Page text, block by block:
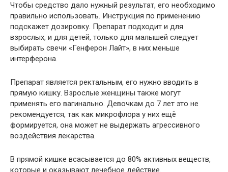
Чтобы средство дало нужный результат, его необходимо
правильно использовать. Инструкция по применению
подскажет дозировку. Препарат подходит и для
взрослых, и для детей, только для малышей следует
выбирать свечи «Генферон Лайт», в них меньше
интерферона.
Препарат является ректальным, его нужно вводить в
прямую кишку. Взрослые женщины также могут
применять его вагинально. Девочкам до 7 лет это не
рекомендуется, так как микрофлора у них ещё
формируется, она может не выдержать агрессивного
воздействия лекарства.
В прямой кишке всасывается до 80% активных веществ,
которые и оказывают лечебное действие.